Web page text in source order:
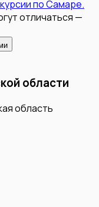
по Самаре.
отличаться —
области
область